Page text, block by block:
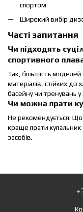
спортом
Широкий вибір
Часті запитання
Чи підходять
спортивного
Так, більшість
матеріалів, стійких до
басейну чи тренувань у
Чи можна прати
Не рекомендується.
краще прати купальник
засобів.